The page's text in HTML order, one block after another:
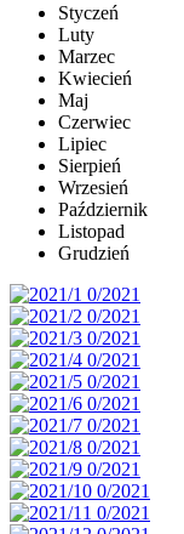
Styczeń
Luty
Marzec
Kwiecień
Maj
Czerwiec
Lipiec
Sierpień
Wrzesień
Październik
Listopad
Grudzień